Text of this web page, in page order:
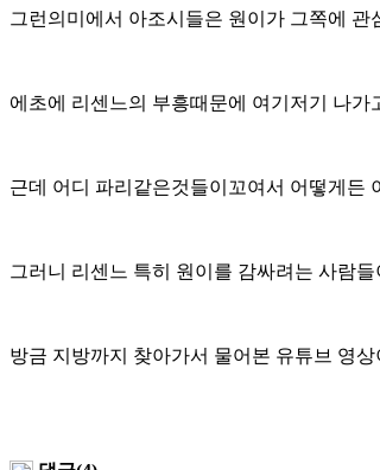
그런의미에서 아조시들은 원이가 그쪽에
에초에 리센느의 부흥때문에 여기저기 나가
근데 어디 파리같은것들이꼬여서 어떻게든
그러니 리센느 특히 원이를 감싸려는 사람
방금 지방까지 찾아가서 물어본 유튜브 영